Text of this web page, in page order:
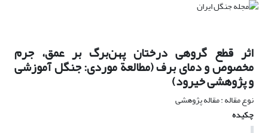
اثر قطع گروهی درختان پهن‌برگ بر عمق، جرم
مخصوص و دمای برف (مطالعة موردی: جنگل آموزشی
و پژوهشی خیرود)
نوع مقاله : مقاله پژوهشی
چکیده